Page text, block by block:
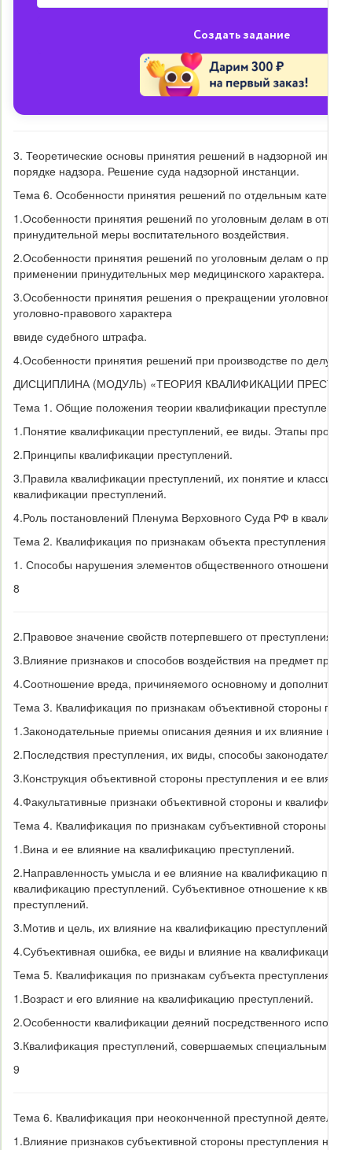
Создать задание
3. Теоретические основы принятия решений в надзорной
порядке надзора. Решение суда надзорной инстанции.
Тема 6. Особенности принятия решений по отдельным
1.Особенности принятия решений по уголовным делам в
принудительной меры воспитательного воздействия.
2.Особенности принятия решений по уголовным делам о
применении принудительных мер медицинского характера.
3.Особенности принятия решения о прекращении уголовного
уголовно-правового характера
ввиде судебного штрафа.
4.Особенности принятия решений при производстве по делу в
ДИСЦИПЛИНА (МОДУЛЬ) «ТЕОРИЯ КВАЛИФИКАЦИИ
Тема 1. Общие положения теории квалификации преступлений
1.Понятие квалификации преступлений, ее виды. Этапы
2.Принципы квалификации преступлений.
3.Правила квалификации преступлений, их понятие и
квалификации преступлений.
4.Роль постановлений Пленума Верховного Суда РФ в
Тема 2. Квалификация по признакам объекта преступления
1. Способы нарушения элементов общественного отношения и
8
2.Правовое значение свойств потерпевшего от преступления
3.Влияние признаков и способов воздействия на предмет
4.Соотношение вреда, причиняемого основному и
Тема 3. Квалификация по признакам объективной стороны
1.Законодательные приемы описания деяния и их влияние на
2.Последствия преступления, их виды, способы
3.Конструкция объективной стороны преступления и ее
4.Факультативные признаки объективной стороны и
Тема 4. Квалификация по признакам субъективной стороны
1.Вина и ее влияние на квалификацию преступлений.
2.Направленность умысла и ее влияние на квалификацию
квалификацию преступлений. Субъективное отношение к
преступлений.
3.Мотив и цель, их влияние на квалификацию преступлений.
4.Субъективная ошибка, ее виды и влияние на квалификацию
Тема 5. Квалификация по признакам субъекта преступления
1.Возраст и его влияние на квалификацию преступлений.
2.Особенности квалификации деяний посредственного
3.Квалификация преступлений, совершаемых специальным
9
Тема 6. Квалификация при неоконченной преступной
1.Влияние признаков субъективной стороны преступления на